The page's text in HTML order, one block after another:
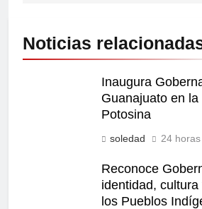
Noticias
Inaugura
Guanajuato en
Potosina
soledad 24
Reconoce
identidad,
los Pueblos